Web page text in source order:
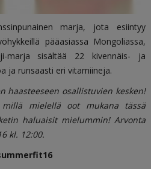
marja, jota esiintyy
pääasiassa Mongoliassa,
marja sisältää 22 kivennäis- ja
ja runsaasti eri vitamiineja.
haasteeseen osallistuvien kesken!
millä mielellä oot mukana tässä
haluaisit mielummin! Arvonta
kl. 12:00.